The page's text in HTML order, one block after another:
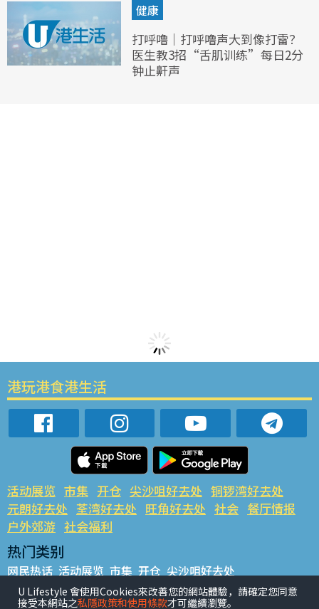
健康
打呼噜｜打呼噜声大到像打雷？
医生教3招“舌肌训练”每日2分
钟止鼾声
港玩港食港生活
活动展览 市集 开仓 尖沙咀好去处 铜锣湾好去处
元朗好去处 荃湾好去处 旺角好去处 社会 餐厅情报
户外郊游 社会福利
热门类别
网民热话 活动展览 市集 开仓 尖沙咀好去处
铜锣湾好去处 元朗好去处 荃湾好去处 旺角好去处 社会
餐厅情报 户外郊游
U Lifestyle 會使用Cookies來改善您的網站體驗，請確定您同意
接受本網站之私隱政策和使用條款才可繼續瀏覽。